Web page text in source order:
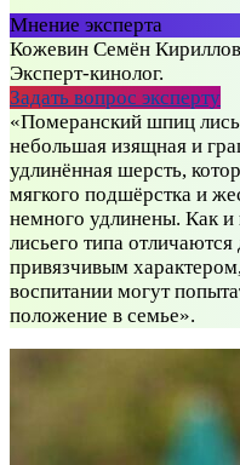
Мнение эксперта
Кожевин Семён
Эксперт-кинолог.
Задать вопрос эксперту
«Померанский шпиц
небольшая изящная и
удлинённая шерсть,
мягкого подшёрстка и
немного удлинены. Как
лисьего типа
привязчивым
воспитании могут
положение в семье».